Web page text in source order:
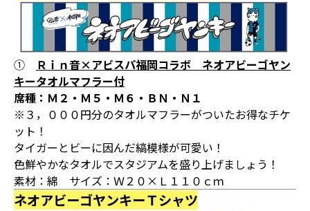
①
Ｒｉｎ音×アビスパ福岡コラボ ネオアビーゴヤン
キータオルマフラー付
席種：Ｍ２・Ｍ５・Ｍ６・ＢＮ・Ｎ１
※３，０００円分のタオルマフラーがついたお得なチケ
ット！
タイガーとビーに因んだ縞模様が可愛い！
色鮮やかなタオルでスタジアムを盛り上げましょう！
素材：綿 サイズ：Ｗ２０×Ｌ１１０ｃｍ
ネオアビーゴヤンキーＴシャツ